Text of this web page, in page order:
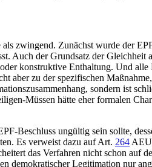
zwingend. Zunächst wurde der
Auch der Grundsatz der
konstruktive Enthaltung. Und alle
aber zu der spezifischen
sondern ist
Müssen hätte eher formalen
Beschluss ungültig sein sollte,
Es verweist dazu auf Art. 264
das Verfahren nicht schon auf
Legitimation nur